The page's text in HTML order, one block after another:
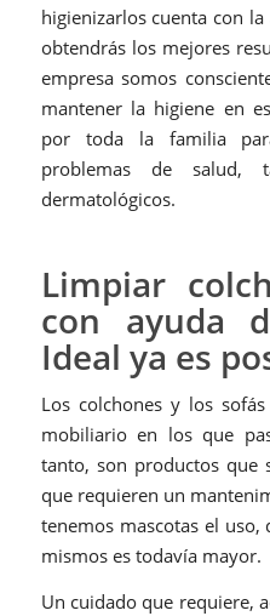
higienizarlos cuenta con
obtendrás los mejores
empresa somos
mantener la higiene en
por toda la familia
problemas de salud,
dermatológicos.
Limpiar
con ayuda
Ideal ya es
Los colchones y los
mobiliario en los que
tanto, son productos que
que requieren un
tenemos mascotas el uso,
mismos es todavía mayor.
Un cuidado que requiere,